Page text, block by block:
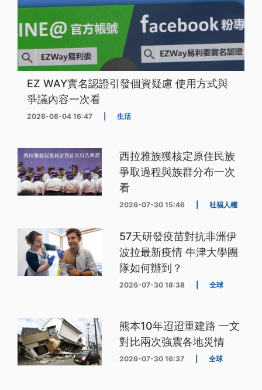
EZ WAY實名認證引發個資疑慮 使用方式與
爭議內容一次看
2026-08-04 16:47 生活
西拉雅族獲核定原住民族
爭取過程與族群分布一次
看
2026-07-30 15:46 社福人權
57天研發疫苗對抗非洲伊
波拉最新疫情 牛津大學團
隊如何辦到？
2026-07-30 18:38 全球
熊本10年迢迢重建路 一文
對比兩次強震各地災情
2026-07-30 16:37 全球